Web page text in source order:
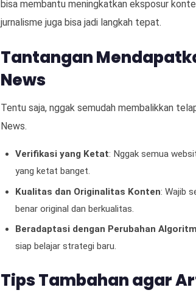
bisa membantu meningkatkan eksposur
jurnalisme juga bisa jadi langkah tepat.
Tantangan
News
Tentu saja, nggak semudah membalikkan
News.
Verifikasi yang Ketat: Nggak semua
yang ketat banget.
Kualitas dan Originalitas Konten: Wajib
benar original dan berkualitas.
Beradaptasi dengan Perubahan
siap belajar strategi baru.
Tips Tambahan agar